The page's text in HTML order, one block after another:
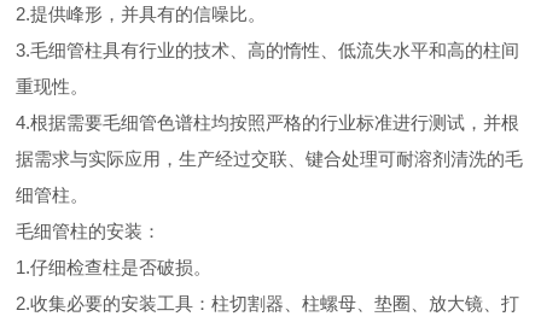
2.提供峰形，并具有的信噪比。
3.毛细管柱具有行业的技术、高的惰性、低流失水平和高的柱间
重现性。
4.根据需要毛细管色谱柱均按照严格的行业标准进行测试，并根
据需求与实际应用，生产经过交联、键合处理可耐溶剂清洗的毛
细管柱。
毛细管柱的安装：
1.仔细检查柱是否破损。
2.收集必要的安装工具：柱切割器、柱螺母、垫圈、放大镜、打